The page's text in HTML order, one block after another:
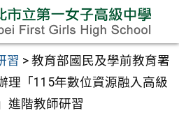
習 > 教育部國民及學前教育署
理「115年數位資源融入高級
進階教師研習